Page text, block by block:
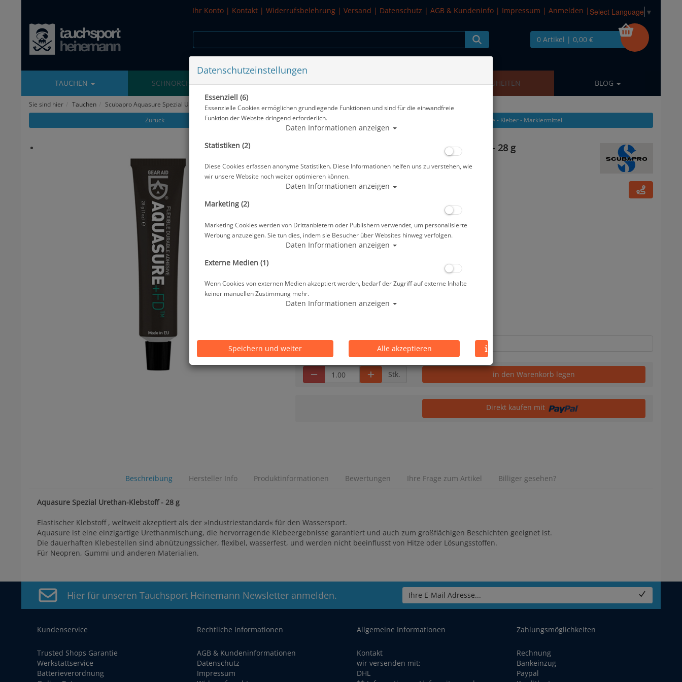
Ihr Konto | Kontakt | Widerrufsbelehrung | Versand | Datenschutz | AGB & Kundeninfo | Impressum | Anmelden | Select Language ▼
0 Artikel | 0,00 €
TAUCHEN SCHNORCHELN WASSERSPORT SALE NEUHEITEN BLOG
Sie sind hier Tauchen
Scubapro Aquasure Spezial Urethan-Klebstoff - 28 g
Zurück
Alle Artikel zeigen aus: Pflegeprodukte - Kleber - Markiermittel
Scubapro Aquasure Spezial Urethan-Klebstoff - 28 g
Artikelnr.: scu-841110116
Herstellerpreis: 15,90 €
Grundpreis: 54,29 € / 100 g
Lieferbar in 1-3 Werktage, der Artikel ist auf Lager
Prämienpunkte: 15
Stk. in den Warenkorb legen
Direkt kaufen mit
Beschreibung Hersteller Info Produktinformationen Bewertungen Ihre Frage zum Artikel Billiger gesehen?
Aquasure Spezial Urethan-Klebstoff - 28 g
Elastischer Klebstoff , weltweit akzeptiert als der »Industriestandard« für den Wassersport.
Aquasure ist eine einzigartige Urethanmischung, die hervorragende Klebeergebnisse garantiert und auch zum großflächigen Beschichten geeignet ist.
Die dauerhaften Klebestellen sind abnützungssicher, flexibel, wasserfest, und werden nicht beeinflusst von Hitze oder Lösungsstoffen.
Für Neopren, Gummi und anderen Materialien.
Hier für unseren Tauchsport Heinemann Newsletter anmelden. Ihre E-Mail Adresse...
Kundenservice
Trusted Shops Garantie
Werkstattservice
Batterieverordnung
Rechtliche Informationen
AGB & Kundeninformationen
Datenschutz
Impressum
Allgemeine Informationen
Kontakt
wir versenden mit:
DHL
Zahlungsmöglichkeiten
Rechnung
Bankeinzug
Paypal
Datenschutzeinstellungen
Essenziell (6)
Essenzielle Cookies ermöglichen grundlegende Funktionen und sind für die einwandfreie
Funktion der Website dringend erforderlich.
Daten Informationen anzeigen
Statistiken (2)
Diese Cookies erfassen anonyme Statistiken. Diese Informationen helfen uns zu verstehen, wie
wir unsere Website noch weiter optimieren können.
Daten Informationen anzeigen
Marketing (2)
Marketing Cookies werden von Drittanbietern oder Publishern verwendet, um personalisierte
Werbung anzuzeigen. Sie tun dies, indem sie Besucher über Websites hinweg verfolgen.
Daten Informationen anzeigen
Externe Medien (1)
Wenn Cookies von externen Medien akzeptiert werden, bedarf der Zugriff auf externe Inhalte
keiner manuellen Zustimmung mehr.
Daten Informationen anzeigen
Speichern und weiter Alle akzeptieren